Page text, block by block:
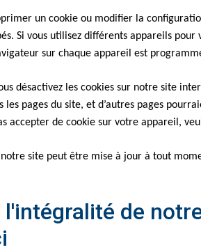
un cookie ou modifier la
Si vous utilisez différents appareils
sur chaque appareil est
désactivez les cookies sur notre site
pages du site, et d’autres pages
accepter de cookie sur votre appareil,
site peut être mise à jour à tout
l'intégralité de